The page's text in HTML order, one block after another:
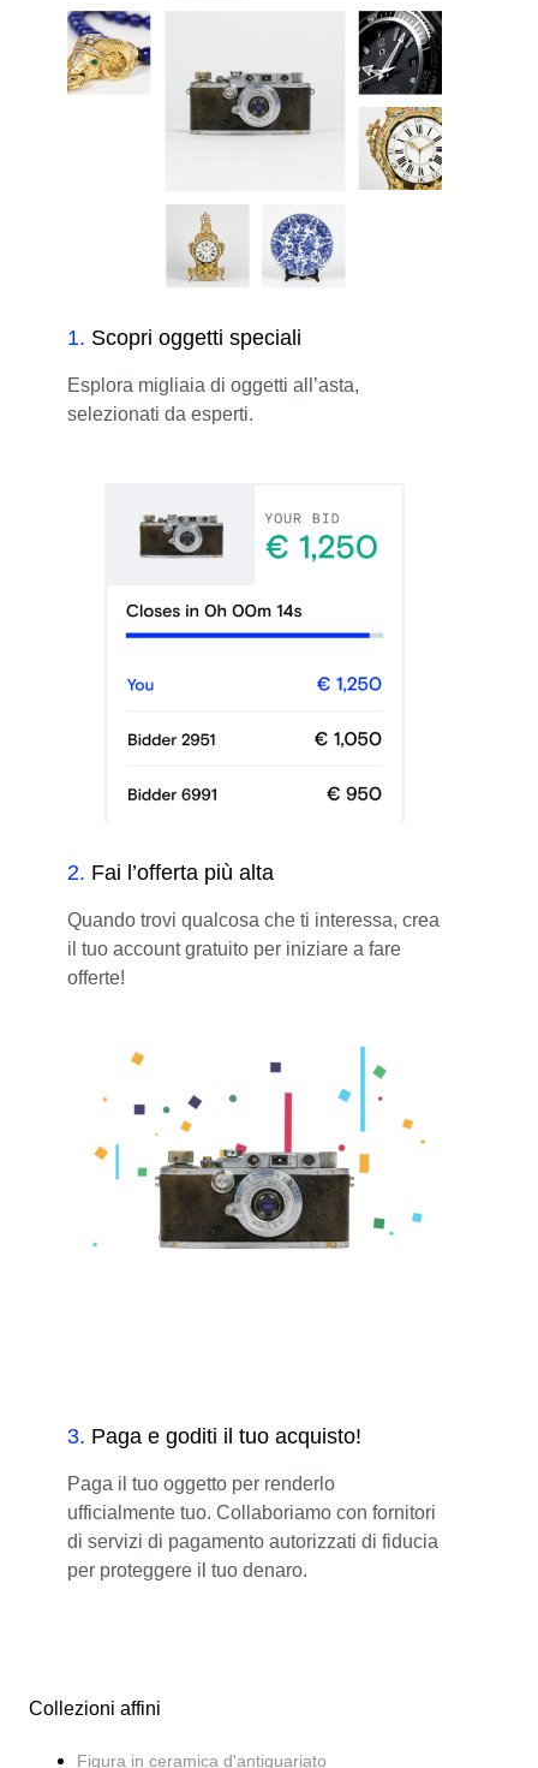
1. Scopri oggetti speciali
Esplora migliaia di oggetti all’asta,
selezionati da esperti.
2. Fai l’offerta più alta
Quando trovi qualcosa che ti interessa, crea
il tuo account gratuito per iniziare a fare
offerte!
3. Paga e goditi il tuo acquisto!
Paga il tuo oggetto per renderlo
ufficialmente tuo. Collaboriamo con fornitori
di servizi di pagamento autorizzati di fiducia
per proteggere il tuo denaro.
Collezioni affini
Figura in ceramica d'antiquariato